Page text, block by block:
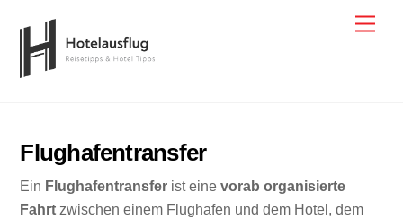
content
Flughafentransfer
Ein Flughafentransfer ist einevorab organisierte
Fahrt zwischen einem Flughafen und dem Hotel, dem